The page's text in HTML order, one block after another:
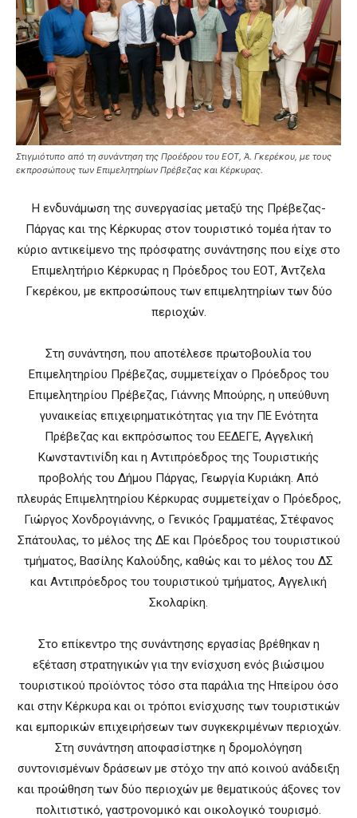
Στιγμιότυπο από τη συνάντηση της Προέδρου του ΕΟΤ, Ά. Γκερέκου, με τους
εκπροσώπους των Επιμελητηρίων Πρέβεζας και Κέρκυρας.
Η ενδυνάμωση της συνεργασίας μεταξύ της Πρέβεζας-
Πάργας και της Κέρκυρας στον τουριστικό τομέα ήταν το
κύριο αντικείμενο της πρόσφατης συνάντησης που είχε στο
Επιμελητήριο Κέρκυρας η Πρόεδρος του ΕΟΤ, Άντζελα
Γκερέκου, με εκπροσώπους των επιμελητηρίων των δύο
περιοχών.
Στη συνάντηση, που αποτέλεσε πρωτοβουλία του
Επιμελητηρίου Πρέβεζας, συμμετείχαν ο Πρόεδρος του
Επιμελητηρίου Πρέβεζας, Γιάννης Μπούρης, η υπεύθυνη
γυναικείας επιχειρηματικότητας για την ΠΕ Ενότητα
Πρέβεζας και εκπρόσωπος του ΕΕΔΕΓΕ, Αγγελική
Κωνσταντινίδη και η Αντιπρόεδρος της Τουριστικής
προβολής του Δήμου Πάργας, Γεωργία Κυριάκη. Από
πλευράς Επιμελητηρίου Κέρκυρας συμμετείχαν ο Πρόεδρος,
Γιώργος Χονδρογιάννης, ο Γενικός Γραμματέας, Στέφανος
Σπάτουλας, το μέλος της ΔΕ και Πρόεδρος του τουριστικού
τμήματος, Βασίλης Καλούδης, καθώς και το μέλος του ΔΣ
και Αντιπρόεδρος του τουριστικού τμήματος, Αγγελική
Σκολαρίκη.
Στο επίκεντρο της συνάντησης εργασίας βρέθηκαν η
εξέταση στρατηγικών για την ενίσχυση ενός βιώσιμου
τουριστικού προϊόντος τόσο στα παράλια της Ηπείρου όσο
και στην Κέρκυρα και οι τρόποι ενίσχυσης των τουριστικών
και εμπορικών επιχειρήσεων των συγκεκριμένων περιοχών.
Στη συνάντηση αποφασίστηκε η δρομολόγηση
συντονισμένων δράσεων με στόχο την από κοινού ανάδειξη
και προώθηση των δύο περιοχών με θεματικούς άξονες τον
πολιτιστικό, γαστρονομικό και οικολογικό τουρισμό.